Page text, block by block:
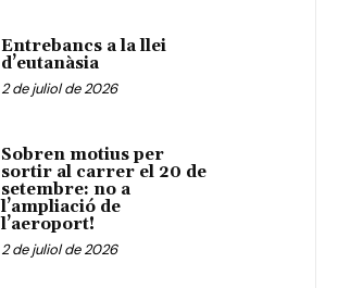
Entrebancs a la llei
d’eutanàsia
2 de juliol de 2026
Sobren motius per
sortir al carrer el 20 de
setembre: no a
l’ampliació de
l’aeroport!
2 de juliol de 2026